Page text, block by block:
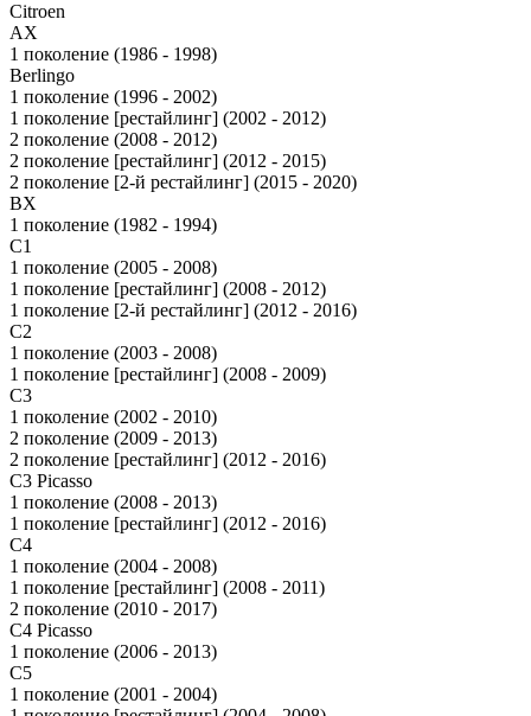
Citroen
AX
1 поколение (1986 - 1998)
Berlingo
1 поколение (1996 - 2002)
1 поколение [рестайлинг] (2002 - 2012)
2 поколение (2008 - 2012)
2 поколение [рестайлинг] (2012 - 2015)
2 поколение [2-й рестайлинг] (2015 - 2020)
BX
1 поколение (1982 - 1994)
C1
1 поколение (2005 - 2008)
1 поколение [рестайлинг] (2008 - 2012)
1 поколение [2-й рестайлинг] (2012 - 2016)
C2
1 поколение (2003 - 2008)
1 поколение [рестайлинг] (2008 - 2009)
C3
1 поколение (2002 - 2010)
2 поколение (2009 - 2013)
2 поколение [рестайлинг] (2012 - 2016)
C3 Picasso
1 поколение (2008 - 2013)
1 поколение [рестайлинг] (2012 - 2016)
C4
1 поколение (2004 - 2008)
1 поколение [рестайлинг] (2008 - 2011)
2 поколение (2010 - 2017)
C4 Picasso
1 поколение (2006 - 2013)
C5
1 поколение (2001 - 2004)